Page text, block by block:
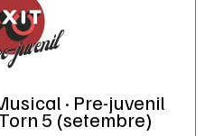
· Pre-juvenil
5 (setembre)